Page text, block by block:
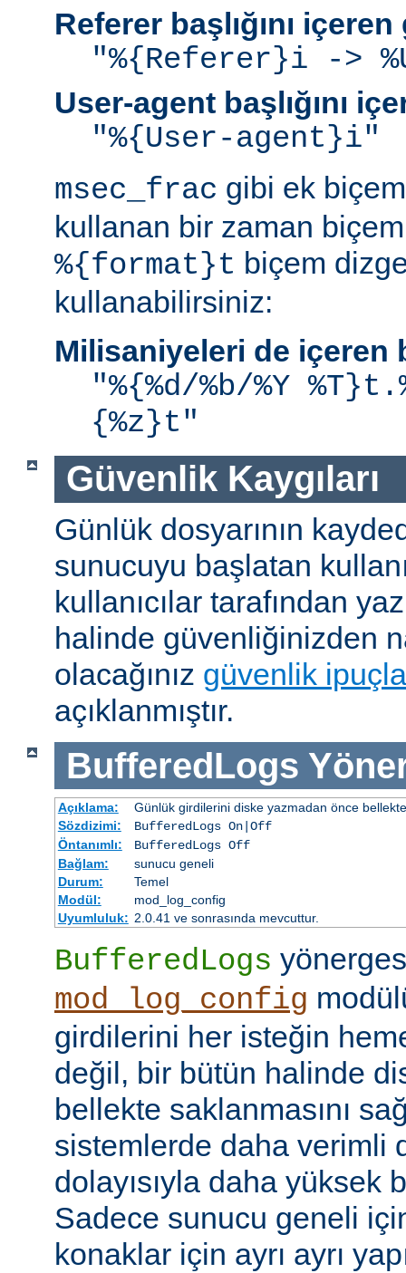
Referer başlığını
"%{Referer}i ->
User-agent başlığını
"%{User-agent}i"
msec_frac gibi ek
kullanan bir zaman
%{format}t biçem
kullanabilirsiniz:
Milisaniyeleri de içeren
"%{%d/%b/%Y
{%z}t"
Güvenlik Kaygıları
Günlük dosyarının
sunucuyu başlatan
kullanıcılar tarafından
halinde güvenliğinizden
olacağınız güvenlik
açıklanmıştır.
BufferedLogs
Açıklama:
Günlük girdilerini diske yazmadan önce
Sözdizimi:
BufferedLogs On|Off
Öntanımlı:
BufferedLogs Off
Bağlam:
sunucu geneli
Durum:
Temel
Modül:
mod_log_config
Uyumluluk: 2.0.41 ve sonrasında mevcuttur.
BufferedLogs
mod_log_config
girdilerini her isteğin
değil, bir bütün halinde
bellekte saklanmasını
sistemlerde daha verimli
dolayısıyla daha yüksek
Sadece sunucu geneli
konaklar için ayrı ayrı